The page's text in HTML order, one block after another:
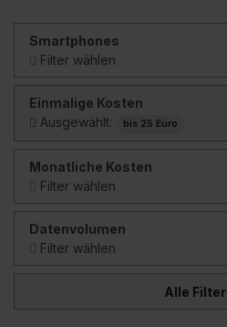
Smartphones
Filter wählen
Einmalige Kosten
Ausgewählt:
bis 25 Euro
Monatliche Kosten
Filter wählen
Datenvolumen
Filter wählen
Alle Filter